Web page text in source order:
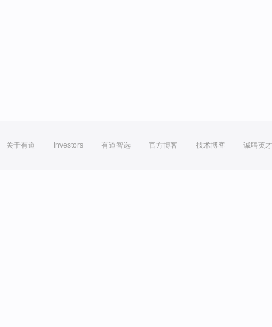
关于有道 Investors 有道智选 官方博客 技术博客 诚聘英才